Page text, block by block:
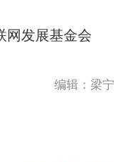
发展基金会
编辑：梁宁